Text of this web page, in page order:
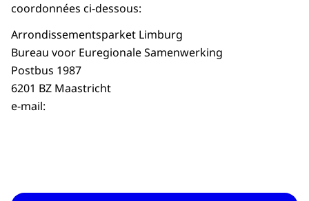
coordonnées ci-dessous:
Arrondissementsparket Limburg
Bureau voor Euregionale Samenwerking
Postbus 1987
6201 BZ Maastricht
e-mail: